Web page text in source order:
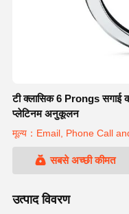
टी क्लासिक 6 Prongs सगाई
प्लेटिनम अनुकूलन
मूल्य：Email, Phone Call
सबसे अच्छी कीमत
उत्पाद विवरण